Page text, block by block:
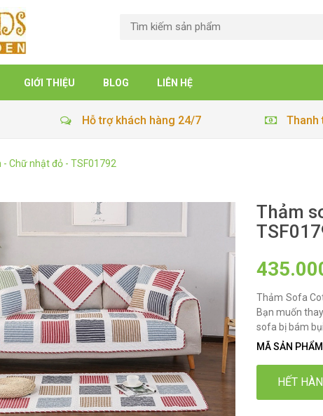
GIỚI THIỆU BLOG LIÊN HỆ
Hỗ trợ khách hàng 24/7 Thanh
Chữ nhật đỏ - TSF01792
Thảm
Thảm Sofa
Bạn muốn
sofa bị bám
MÃ SẢN
HẾT